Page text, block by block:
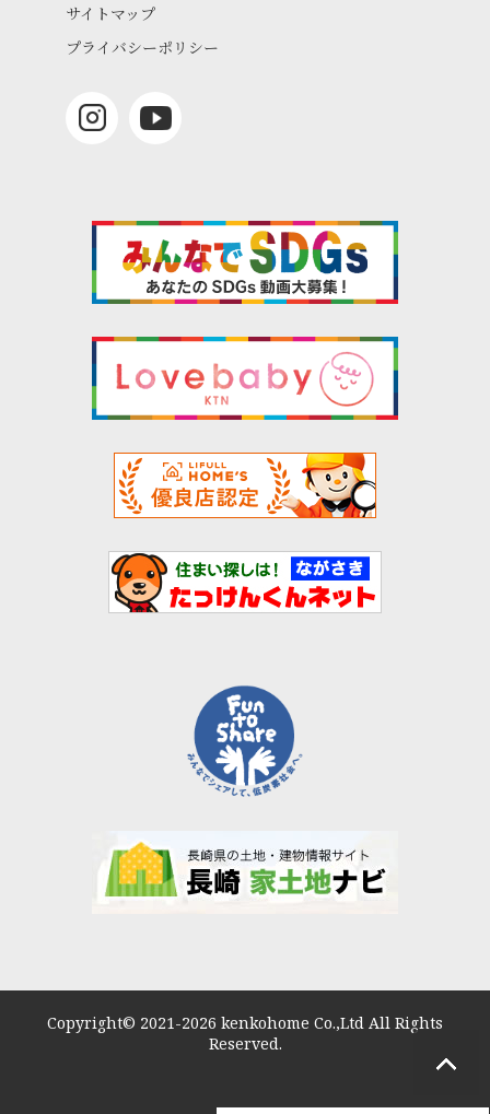
サイトマップ
プライバシーポリシー
Copyright© 2021-2026 kenkohome Co.,Ltd All Rights
Reserved.